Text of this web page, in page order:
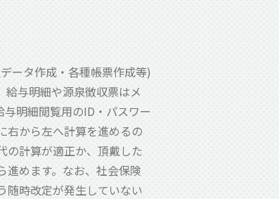
ータ作成・各種帳票作成等)
給与明細や源泉徴収票はメ
明細閲覧用のID・パスワー
右から左へ計算を進めるの
の計算が適正か、頂戴した
進めます。なお、社会保険
随時改定が発生していない